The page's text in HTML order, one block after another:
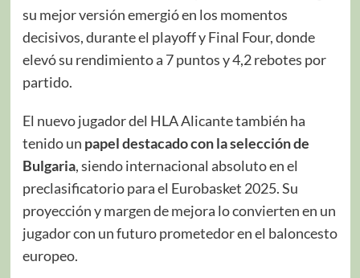
su mejor versión emergió en los momentos
decisivos, durante el playoff y Final Four, donde
elevó su rendimiento a 7 puntos y 4,2 rebotes por
partido.
El nuevo jugador del HLA Alicante también ha
tenido un papel destacado con la selección de
Bulgaria, siendo internacional absoluto en el
preclasificatorio para el Eurobasket 2025. Su
proyección y margen de mejora lo convierten en un
jugador con un futuro prometedor en el baloncesto
europeo.